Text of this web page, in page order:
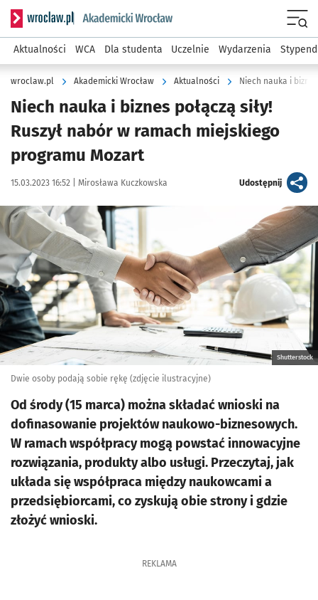
Serwis informacyjny wroclaw.pl podserwis: Akademicki
Aktualności WCA Dla studenta Uczelnie Wydarzenia
wroclaw.pl Akademicki Wrocław Aktualności
Niech nauka i biznes połączą siły!
Ruszył nabór w ramach miejskiego
programu Mozart
Data publikacji:
15.03.2023 16:52 | Autor:
Mirosława Kuczkowska Udostępnijartykuł
Kliknij, aby powiększyć
Shutterstock
Dwie osoby podają sobie rękę (zdjęcie ilustracyjne)
Od środy (15 marca) można składać wnioski na
dofinasowanie projektów naukowo-biznesowych.
W ramach współpracy mogą powstać innowacyjne
rozwiązania, produkty albo usługi. Przeczytaj, jak
układa się współpraca między naukowcami a
przedsiębiorcami, co zyskują obie strony i gdzie
złożyć wnioski.
REKLAMA